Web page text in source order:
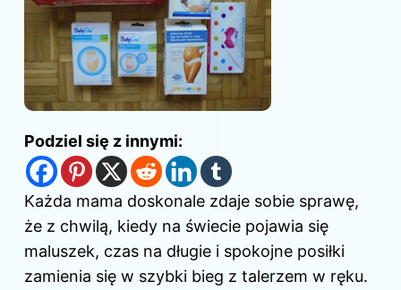
Podziel się z innymi:
Każda mama doskonale zdaje sobie sprawę,
że z chwilą, kiedy na świecie pojawia się
maluszek, czas na długie i spokojne posiłki
zamienia się w szybki bieg z talerzem w ręku.